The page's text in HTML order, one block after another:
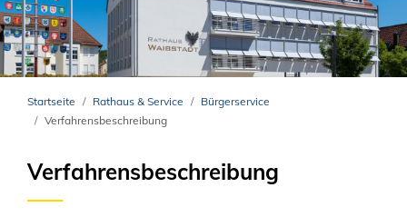
Startseite Rathaus & Service
Bürgerservice
Verfahrensbeschreibung
Verfahrensbeschreibung